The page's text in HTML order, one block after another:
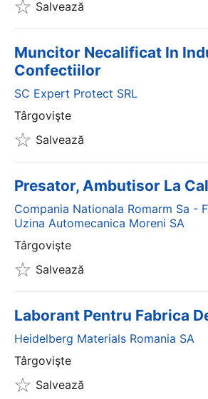
Salvează
Muncitor Necalificat In
Confectiilor
SC Expert Protect SRL
Târgovişte
Salvează
Presator, Ambutisor La
Compania Nationala Romarm Sa -
Uzina Automecanica Moreni SA
Târgovişte
Salvează
Laborant Pentru Fabrica
Heidelberg Materials Romania SA
Târgovişte
Salvează